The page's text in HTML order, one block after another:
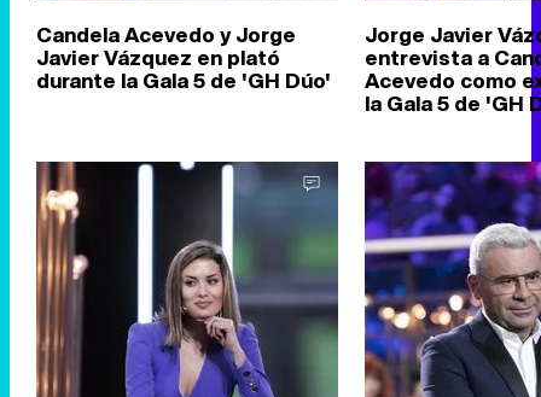
Candela Acevedo y Jorge
Javier Vázquez en plató
durante la Gala 5 de 'GH Dúo'
Jorge Javier
entrevista a
Acevedo como
la Gala 5 de 'GH